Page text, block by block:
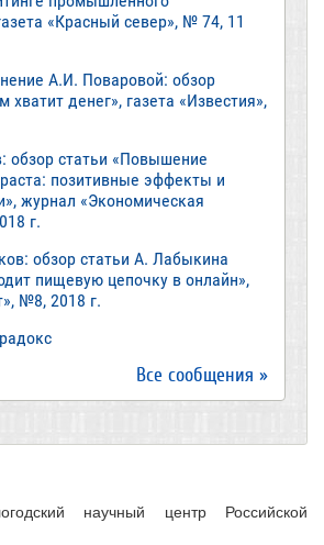
«Красный север», № 74, 11
А.И. Поваровой: обзор
хватит денег», газета «Известия»,
обзор статьи «Повышение
позитивные эффекты и
журнал «Экономическая
г.
обзор статьи А. Лабыкина
пищевую цепочку в онлайн»,
№8, 2018 г.
Все сообщения »
научный центр Российской